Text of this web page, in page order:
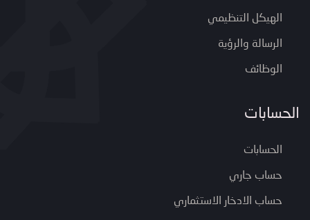
الهيكل التنظيمي
الرسالة والرؤية
الوظائف
الحسابات
الحسابات
حساب جاري
حساب الادخار الاستثماري